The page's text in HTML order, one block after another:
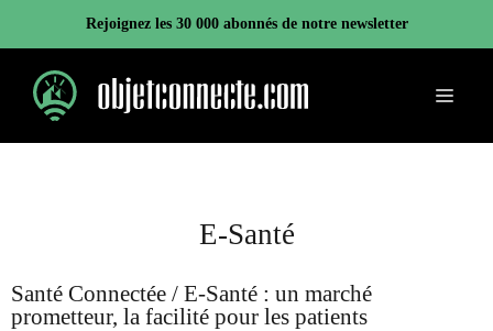
contenu
Rejoignez les 30 000 abonnés de notre newsletter
Menu
E-Santé
Santé Connectée / E-Santé : un marché
prometteur, la facilité pour les patients